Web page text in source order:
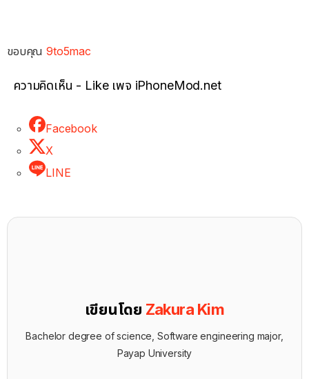
ขอบคุณ9to5mac
ความคิดเห็น - Like เพจ iPhoneMod.net
Facebook
X
LINE
เขียนโดย Zakura Kim
Bachelor degree of science, Software engineering major,
Payap University